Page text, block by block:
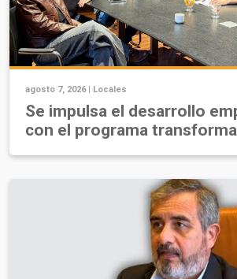
agosto 7, 2026 | Locales
Se impulsa el desarrollo
con el programa